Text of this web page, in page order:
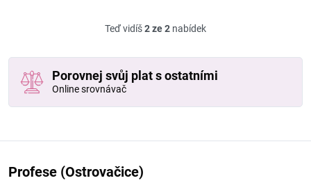
Teď vidíš2 ze 2 nabídek
Porovnej svůj plat s ostatními
Online srovnávač
Profese (Ostrovačice)